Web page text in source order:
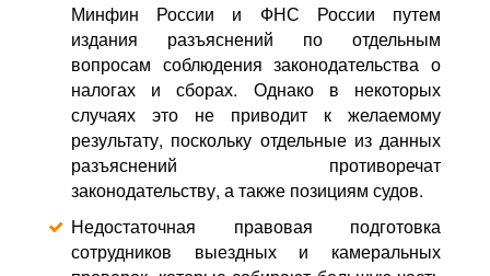
Минфин России и ФНС России путем
издания разъяснений по отдельным
вопросам соблюдения законодательства о
налогах и сборах. Однако в некоторых
случаях это не приводит к желаемому
результату, поскольку отдельные из данных
разъяснений противоречат
законодательству, а также позициям судов.
Недостаточная правовая подготовка
сотрудников выездных и камеральных